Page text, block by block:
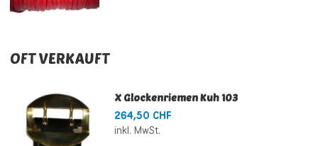
OFT VERKAUFT
X Glockenriemen Kuh 103
264,50 CHF
inkl. MwSt.